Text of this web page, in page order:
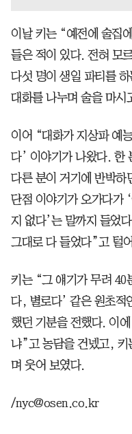
이날 키는 “예전에 술집
들은 적이 있다. 전혀 모
다섯 명이 생일 파티를
대화를 나누며 술을 마시
이어 “대화가 지상파 예
다’ 이야기가 나왔다. 한
다른 분이 거기에 반박하
단점 이야기가 오가다가
지 없다’는 말까지 들었
그대로 다 들었다”고 털
키는 “그 얘기가 무려 40
다, 별로다’ 같은 원초적
했던 기분을 전했다. 이
냐”고 농담을 건넸고, 키
며 웃어 보였다.
/nyc@osen.co.kr